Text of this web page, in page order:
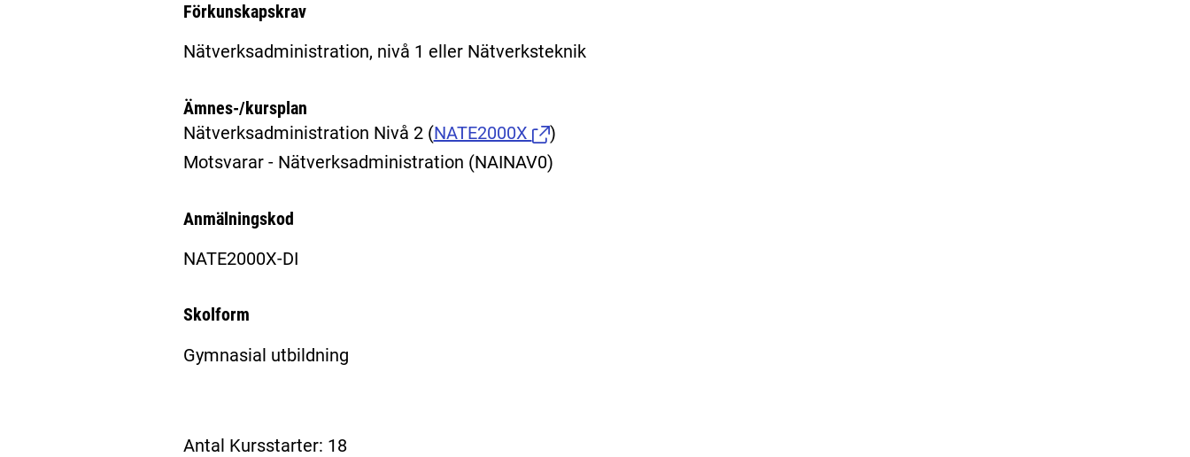
Förkunskapskrav
Nätverksadministration, nivå 1 eller Nätverksteknik
Ämnes-/kursplan
Nätverksadministration Nivå 2 (NATE2000X
)
Motsvarar - Nätverksadministration (NAINAV0)
Anmälningskod
NATE2000X-DI
Skolform
Gymnasial utbildning
Antal Kursstarter: 18